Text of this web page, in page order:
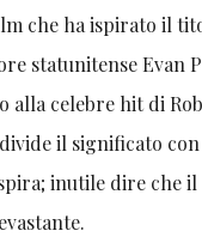
che ha ispirato il
statunitense Evan
alla celebre hit di
il significato con
inutile dire che